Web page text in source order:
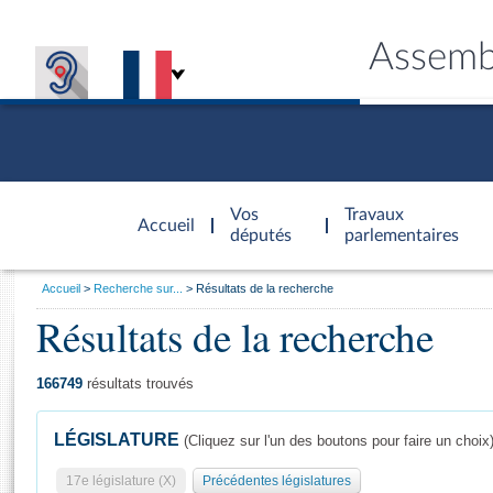
Accueil
d'accueil
Vos
députés
Travaux
parlementaires
Général
Vous
Accueil Recherche sur... Résultats de la recherche
Résultats de la recherche
166749 résultats trouvés
LÉGISLATURE (Cliquez sur l'un des boutons pour faire un choix)
17e législature (X) Précédentes législatures